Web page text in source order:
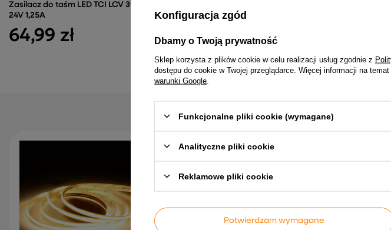
Zasilacz do taśm LED TCI LCV 30W
24V 1,25A
64,99 zł
12V 30W IP67
20,50 zł
NAJCZĘŚCIEJ
Konfiguracja zgód
Dbamy o Twoją prywatność
Sklep korzysta z plików cookie w celu realizacji usług zgodnie z
dostępu do cookie w Twojej przeglądarce. Więcej informacji na
warunki Google
Funkcjonalne pliki cookie (wymagane)
Analityczne pliki cookie
Reklamowe pliki cookie
Potwierdzam wymagane